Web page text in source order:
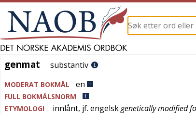
genmat
genmat substantiv
MODERAT BOKMÅL en
FULL BOKMÅLSNORM
ETYMOLOGI
innlånt, jf. engelskgenetically modified